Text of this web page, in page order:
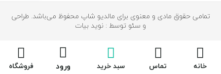
تمامی حقوق مادی و معنوی برای مالدیو شاپ محفوظ می‌باشد. طراحی
و سئو توسط : نوید بیات
خانه تماس سبد خرید ورود فروشگاه